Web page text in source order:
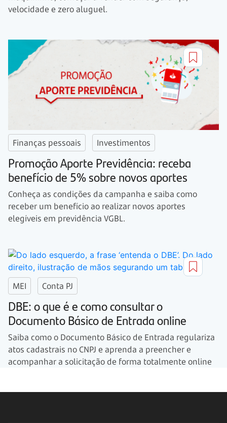
velocidade e zero aluguel.
Finanças pessoais Investimentos
Promoção Aporte Previdência: receba
benefício de 5% sobre novos aportes
Conheça as condições da campanha e saiba como
receber um benefício ao realizar novos aportes
elegíveis em previdência VGBL.
MEI Conta PJ
DBE: o que é e como consultar o
Documento Básico de Entrada online
Saiba como o Documento Básico de Entrada regulariza
atos cadastrais no CNPJ e aprenda a preencher e
acompanhar a solicitação de forma totalmente online